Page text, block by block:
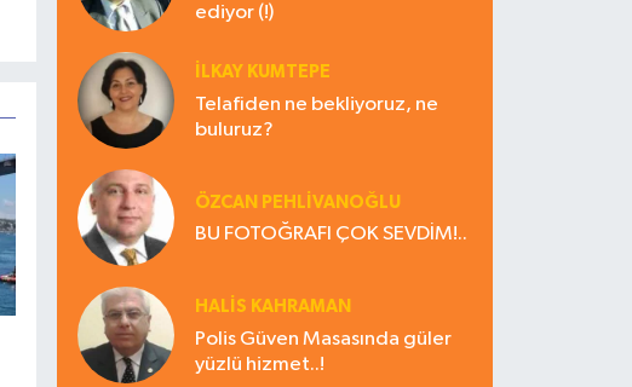
ediyor (!)
İLKAY KUMTEPE
Telafiden ne bekliyoruz, ne
buluruz?
ÖZCAN PEHLİVANOĞLU
BU FOTOĞRAFI ÇOK SEVDİM!..
HALIS KAHRAMAN
Polis Güven Masasında güler
yüzlü hizmet..!